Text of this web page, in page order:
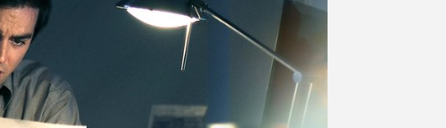
Die Organisation der Scientology
Einführungsvorträge